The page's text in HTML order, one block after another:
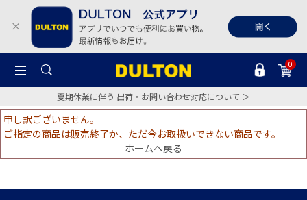
0
夏期休業に伴う 出荷・お問い合わせ対応について ＞
申し訳ございません。
ご指定の商品は販売終了か、ただ今お取扱いできない商品です。
ホームへ戻る